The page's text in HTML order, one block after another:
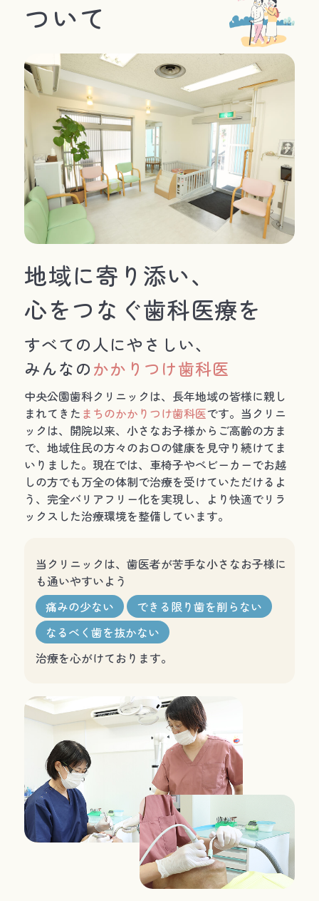
ついて
地域に寄り添い、
心をつなぐ歯科医療を
すべての人にやさしい、
みんなのかかりつけ歯科医
中央公園歯科クリニックは、長年地域の皆様に親し
まれてきた まちのかかりつけ歯科医です。当クリニ
ックは、開院以来、小さなお子様からご高齢の方ま
で、地域住民の方々のお口の健康を見守り続けてま
いりました。現在では、車椅子やベビーカーでお越
しの方でも万全の体制で治療を受けていただけるよ
う、完全バリアフリー化を実現し、より快適でリラ
ックスした治療環境を整備しています。
当クリニックは、歯医者が苦手な小さなお子様に
も通いやすいよう
痛みの少ない
できる限り歯を削らない
なるべく歯を抜かない
治療を心がけております。